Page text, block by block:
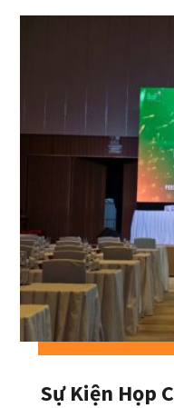
Sự Kiện Họp